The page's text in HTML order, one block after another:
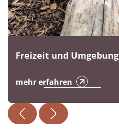
Freizeit und Umgebung
mehr erfahren